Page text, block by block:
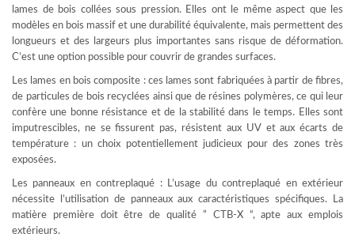
lames de bois collées sous pression. Elles ont le même aspect que les
modèles en bois massif et une durabilité équivalente, mais permettent des
longueurs et des largeurs plus importantes sans risque de déformation.
C’est une option possible pour couvrir de grandes surfaces.
Les lames en bois composite : ces lames sont fabriquées à partir de fibres,
de particules de bois recyclées ainsi que de résines polymères, ce qui leur
confère une bonne résistance et de la stabilité dans le temps. Elles sont
imputrescibles, ne se fissurent pas, résistent aux UV et aux écarts de
température : un choix potentiellement judicieux pour des zones très
exposées.
Les panneaux en contreplaqué : L’usage du contreplaqué en extérieur
nécessite l’utilisation de panneaux aux caractéristiques spécifiques. La
matière première doit être de qualité ” CTB-X “, apte aux emplois
extérieurs.